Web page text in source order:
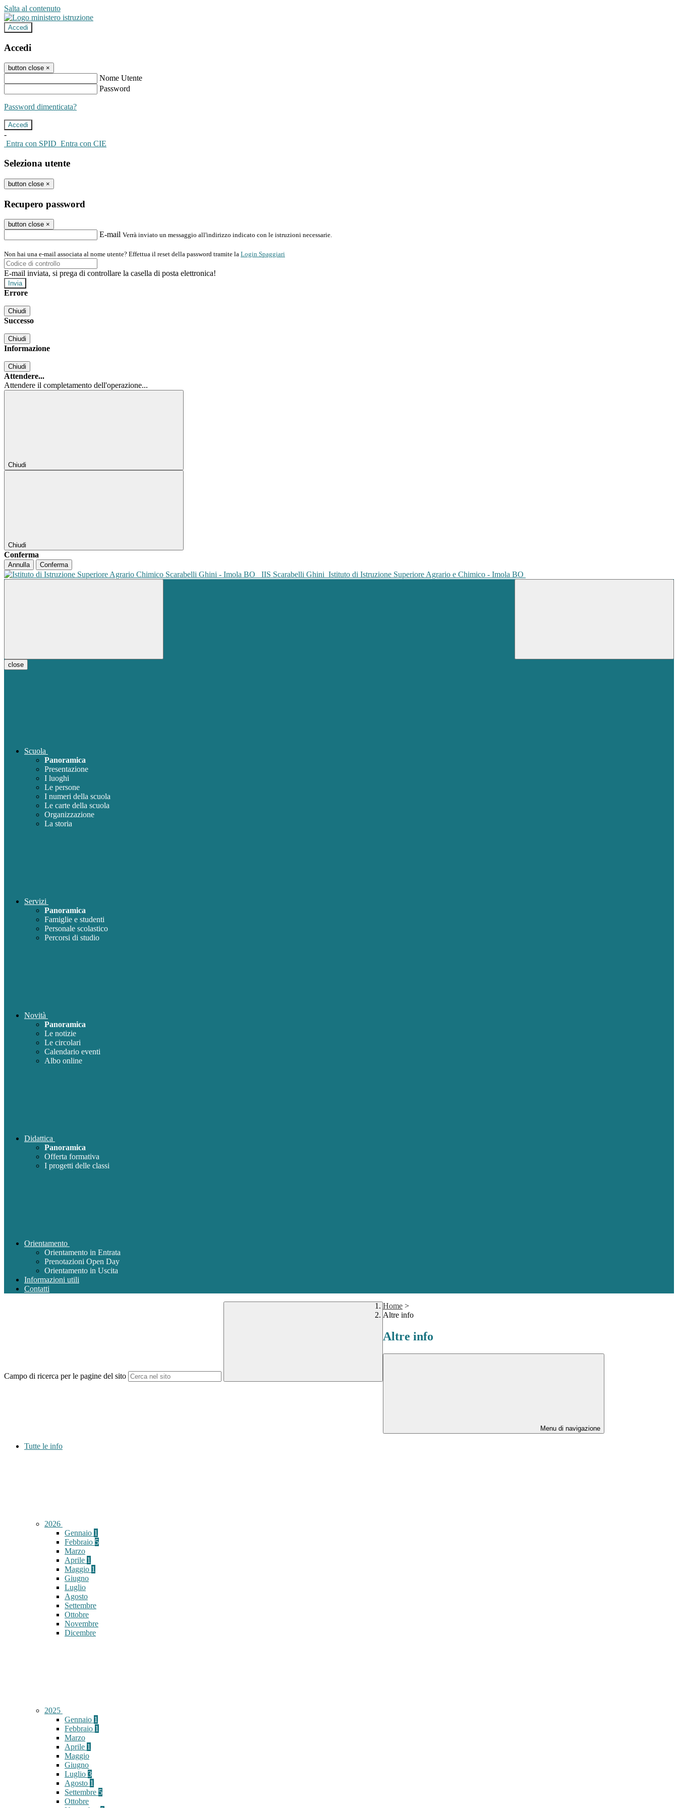
Salta al contenuto
Accedi
Accedi
button close ×
Nome Utente
Password
Password dimenticata?
-
Entra con SPID Entra con CIE
Seleziona utente
button close ×
Recupero password
button close ×
E-mail Verrà inviato un messaggio all'indirizzo indicato con le istruzioni necessarie.
Non hai una e-mail associata al nome utente? Effettua il reset della password tramite la Login Spaggiari
E-mail inviata, si prega di controllare la casella di posta elettronica!
Errore
Chiudi
Successo
Chiudi
Informazione
Chiudi
Attendere...
Attendere il completamento dell'operazione...
Chiudi
Chiudi
Conferma
Annulla Conferma
IIS Scarabelli Ghini Istituto di Istruzione Superiore Agrario e Chimico - Imola BO
close
Scuola
Panoramica
Presentazione
I luoghi
Le persone
I numeri della scuola
Le carte della scuola
Organizzazione
La storia
Servizi
Panoramica
Famiglie e studenti
Personale scolastico
Percorsi di studio
Novità
Panoramica
Le notizie
Le circolari
Calendario eventi
Albo online
Didattica
Panoramica
Offerta formativa
I progetti delle classi
Orientamento
Orientamento in Entrata
Prenotazioni Open Day
Orientamento in Uscita
Informazioni utili
Contatti
Campo di ricerca per le pagine del sito
Home >
Altre info
Altre info
Menu di navigazione
Tutte le info
2026
Gennaio 1
Febbraio 5
Marzo
Aprile 1
Maggio 1
Giugno
Luglio
Agosto
Settembre
Ottobre
Novembre
Dicembre
2025
Gennaio 1
Febbraio 1
Marzo
Aprile 1
Maggio
Giugno
Luglio 3
Agosto 1
Settembre 5
Ottobre